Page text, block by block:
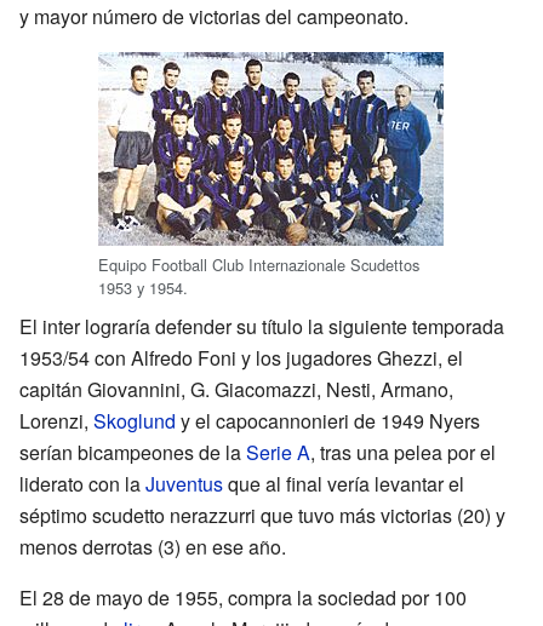
y mayor número de victorias del campeonato.
Equipo Football Club Internazionale Scudettos
1953 y 1954.
El inter lograría defender su título la siguiente temporada
1953/54 con Alfredo Foni y los jugadores Ghezzi, el
capitán Giovannini, G. Giacomazzi, Nesti, Armano,
Lorenzi, Skoglund y el capocannonieri de 1949 Nyers
serían bicampeones de laSerie A, tras una pelea por el
liderato con laJuventusque al final vería levantar el
séptimo scudetto nerazzurri que tuvo más victorias (20) y
menos derrotas (3) en ese año.
El 28 de mayo de 1955, compra la sociedad por 100